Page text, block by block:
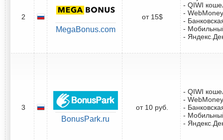
2
MegaBonus.com
от 15$
- QIWI
- WebMoney
-
-
-
3
BonusPark.ru
от 10 руб.
- QIWI
- WebMoney
-
-
-